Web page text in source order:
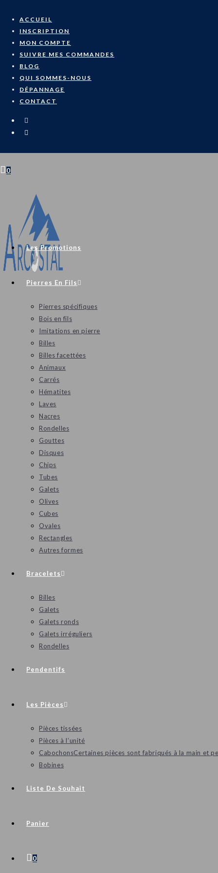
content
ACCUEIL
INSCRIPTION
MON COMPTE
SUIVRE MES COMMANDES
BLOG
QUI SOMMES-NOUS
DÉPANNAGE
CONTACT
0
Les Promotions
Pierres En Fils
Pierres spécifiques
Bois en fils
Imitations en pierre
Billes
Billes facettées
Animaux
Carrés
Hématites
Laves
Nacres
Rondelles
Gouttes
Disques
Chips
Tubes
Galets
Olives
Cubes
Ovales
Rectangles
Autres formes
Bracelets
Billes
Galets
Galets ronds
Galets irréguliers
Rondelles
Pendentifs
Les Pièces
Pièces tissées
Pièces à l’unité
CabochonsCertaines pièces sont fabriqués à la main et
Bobines
Liste De Souhait
Panier
0